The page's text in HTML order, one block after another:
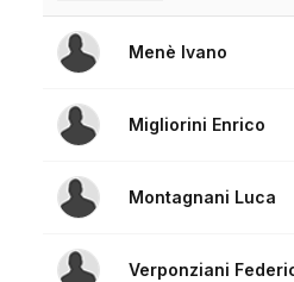
Menè Ivano
Migliorini Enrico
Montagnani Luca
Verponziani